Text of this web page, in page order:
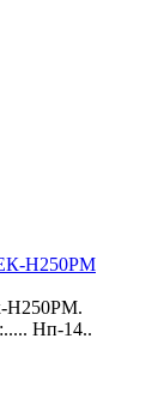
Н250РМ
Н250РМ.
Нп-14..